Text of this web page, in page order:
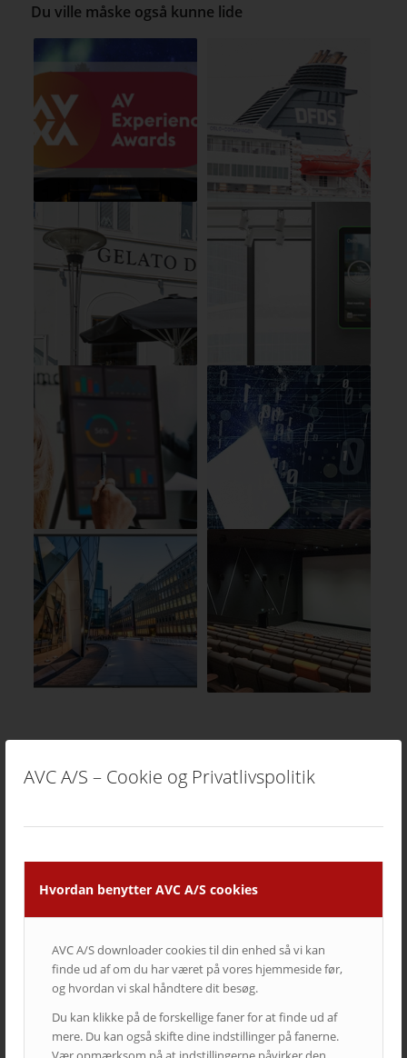
AVC A/S – Cookie og Privatlivspolitik
Hvordan benytter AVC A/S cookies
AVC A/S downloader cookies til din enhed så vi kan
finde ud af om du har været på vores hjemmeside før,
og hvordan vi skal håndtere dit besøg.
Du kan klikke på de forskellige faner for at finde ud af
mere. Du kan også skifte dine indstillinger på fanerne.
Du ville måske også kunne lide
Kampagne – Lenovo ThinkSmart One
12. juni 2026 - 10:27
17. maj 2026 - 12:22
Kampagne – Jabra PanaCast 50 Android
3. april 2026 - 10:41
Lenovo ThinkSmart Core Gen 2
8. december 2025 - 8:16